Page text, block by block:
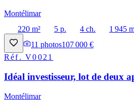
Montélimar
220 m²
5 p. 4 ch.
1 945
11 photos107 000 €
Réf.V0021
Idéal investisseur, lot de deux
Montélimar